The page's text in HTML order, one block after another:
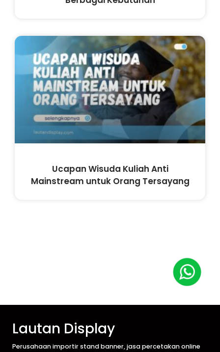
Ucapan Wisuda Kuliah Anti
Mainstream untuk Orang Tersayang
Lautan Display
Perusahaan importir stand banner, jasa percetakan online